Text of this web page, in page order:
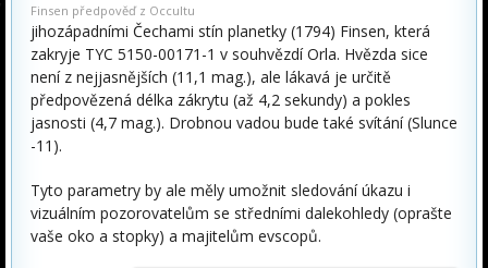
Finsen předpověď z Occultu
jihozápadními Čechami stín planetky (1794) Finsen, která
zakryje TYC 5150-00171-1 v souhvězdí Orla. Hvězda sice
není z nejjasnějších (11,1 mag.), ale lákavá je určitě
předpovězená délka zákrytu (až 4,2 sekundy) a pokles
jasnosti (4,7 mag.). Drobnou vadou bude také svítání (Slunce
-11).
Tyto parametry by ale měly umožnit sledování úkazu i
vizuálním pozorovatelům se středními dalekohledy (oprašte
vaše oko a stopky) a majitelům evscopů.